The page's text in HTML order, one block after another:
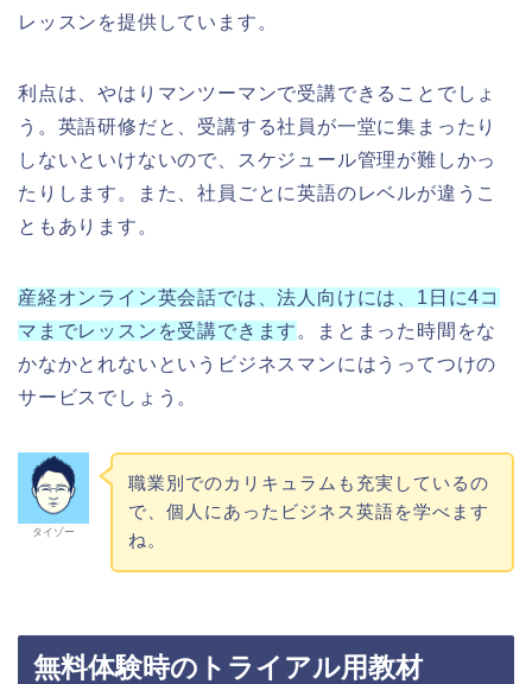
レッスンを提供しています。
利点は、やはりマンツーマンで受講できることでしょ
う。英語研修だと、受講する社員が一堂に集まったり
しないといけないので、スケジュール管理が難しかっ
たりします。また、社員ごとに英語のレベルが違うこ
ともあります。
産経オンライン英会話では、法人向けには、1日に4コ
マまでレッスンを受講できます 。まとまった時間をな
かなかとれないというビジネスマンにはうってつけの
サービスでしょう。
タイゾー
職業別でのカリキュラムも充実しているの
で、個人にあったビジネス英語を学べます
ね。
無料体験時のトライアル用教材